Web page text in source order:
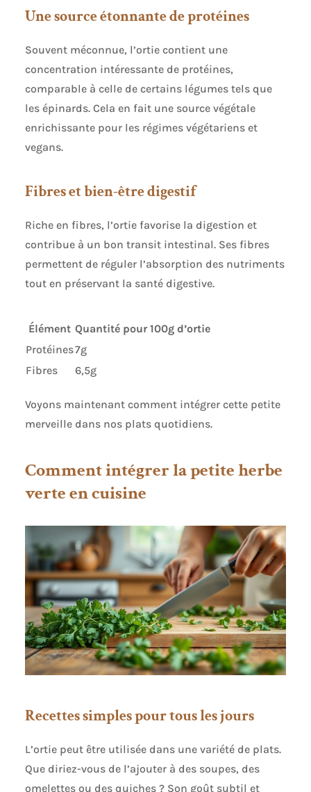
Une source étonnante de protéines
Souvent méconnue, l’ortie contient une
concentration intéressante de protéines,
comparable à celle de certains légumes tels que
les épinards. Cela en fait une source végétale
enrichissante pour les régimes végétariens et
vegans.
Fibres et bien-être digestif
Riche en fibres, l’ortie favorise la digestion et
contribue à un bon transit intestinal. Ses fibres
permettent de réguler l’absorption des nutriments
tout en préservant la santé digestive.
Élément Quantité pour 100g d’ortie
Protéines7g
Fibres
6,5g
Voyons maintenant comment intégrer cette petite
merveille dans nos plats quotidiens.
Comment intégrer la petite herbe
verte en cuisine
Recettes simples pour tous les jours
L’ortie peut être utilisée dans une variété de plats.
Que diriez-vous de l’ajouter à des soupes, des
omelettes ou des quiches ? Son goût subtil et